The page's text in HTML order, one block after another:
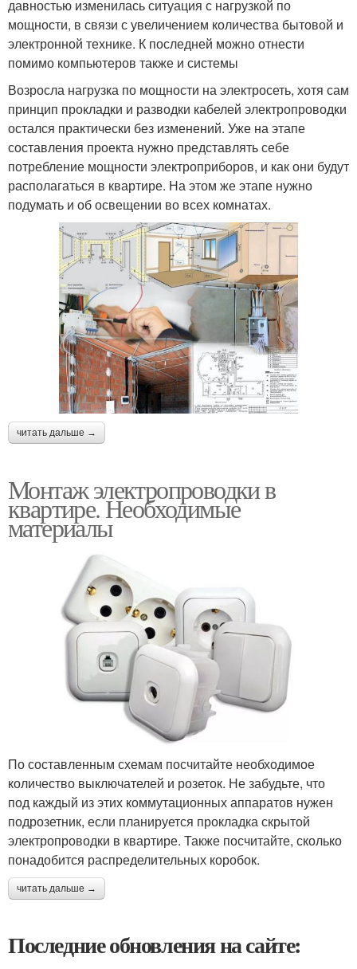
давностью изменилась ситуация с нагрузкой по
мощности, в связи с увеличением количества бытовой и
электронной технике. К последней можно отнести
помимо компьютеров также и системы
Возросла нагрузка по мощности на электросеть, хотя сам
принцип прокладки и разводки кабелей электропроводки
остался практически без изменений. Уже на этапе
составления проекта нужно представлять себе
потребление мощности электроприборов, и как они будут
располагаться в квартире. На этом же этапе нужно
подумать и об освещении во всех комнатах.
читать дальше →
Монтаж электропроводки в
квартире. Необходимые
материалы
По составленным схемам посчитайте необходимое
количество выключателей и розеток. Не забудьте, что
под каждый из этих коммутационных аппаратов нужен
подрозетник, если планируется прокладка скрытой
электропроводки в квартире. Также посчитайте, сколько
понадобится распределительных коробок.
читать дальше →
Последние обновления на сайте: